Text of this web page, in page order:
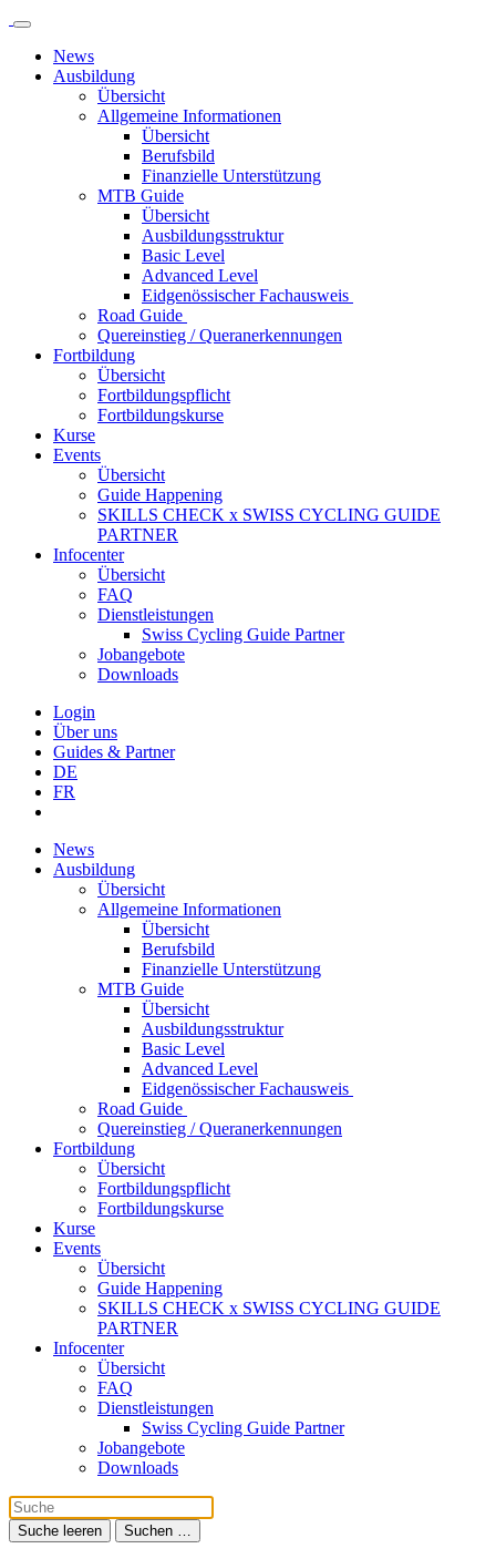
News
Ausbildung
Übersicht
Allgemeine Informationen
Übersicht
Berufsbild
Finanzielle Unterstützung
MTB Guide
Übersicht
Ausbildungsstruktur
Basic Level
Advanced Level
Eidgenössischer Fachausweis
Road Guide
Quereinstieg / Queranerkennungen
Fortbildung
Übersicht
Fortbildungspflicht
Fortbildungskurse
Kurse
Events
Übersicht
Guide Happening
SKILLS CHECK x SWISS CYCLING GUIDE
PARTNER
Infocenter
Übersicht
FAQ
Dienstleistungen
Swiss Cycling Guide Partner
Jobangebote
Downloads
Login
Über uns
Guides & Partner
DE
FR
News
Ausbildung
Übersicht
Allgemeine Informationen
Übersicht
Berufsbild
Finanzielle Unterstützung
MTB Guide
Übersicht
Ausbildungsstruktur
Basic Level
Advanced Level
Eidgenössischer Fachausweis
Road Guide
Quereinstieg / Queranerkennungen
Fortbildung
Übersicht
Fortbildungspflicht
Fortbildungskurse
Kurse
Events
Übersicht
Guide Happening
SKILLS CHECK x SWISS CYCLING GUIDE
PARTNER
Infocenter
Übersicht
FAQ
Dienstleistungen
Swiss Cycling Guide Partner
Jobangebote
Downloads
Suche leeren Suchen …